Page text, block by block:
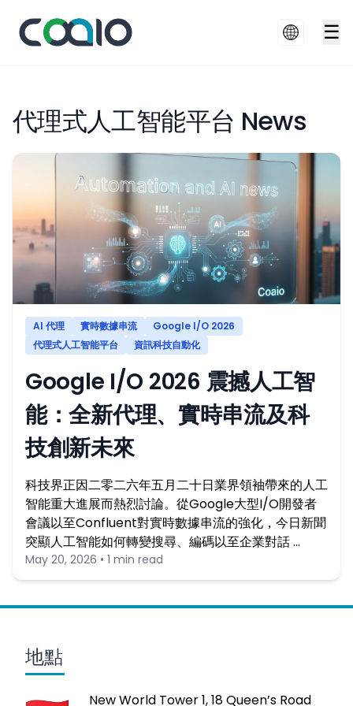
☰
代理式人工智能平台 News
AI 代理 實時數據串流
Google I/O 2026
代理式人工智能平台
資訊科技自動化
Google I/O 2026 震撼人工智
能：全新代理、實時串流及科
技創新未來
科技界正因二零二六年五月二十日業界領袖帶來的人工
智能重大進展而熱烈討論。從Google大型I/O開發者
會議以至Confluent對實時數據串流的強化，今日新聞
突顯人工智能如何轉變搜尋、編碼以至企業對話 …
May 20, 2026 • 1 min read
地點
New World Tower 1, 18 Queen’s Road